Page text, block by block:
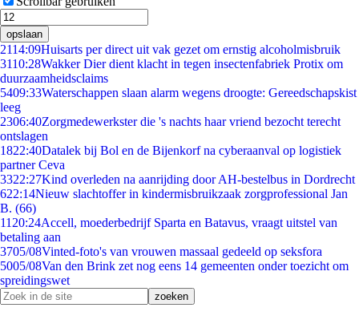
opslaan
2114:09Huisarts per direct uit vak gezet om ernstig alcoholmisbruik
3110:28Wakker Dier dient klacht in tegen insectenfabriek Protix om
duurzaamheidsclaims
5409:33Waterschappen slaan alarm wegens droogte: Gereedschapskist
leeg
2306:40Zorgmedewerkster die 's nachts haar vriend bezocht terecht
ontslagen
1822:40Datalek bij Bol en de Bijenkorf na cyberaanval op logistiek
partner Ceva
3322:27Kind overleden na aanrijding door AH-bestelbus in Dordrecht
622:14Nieuw slachtoffer in kindermisbruikzaak zorgprofessional Jan
B. (66)
11 20:24Accell, moederbedrijf Sparta en Batavus, vraagt uitstel van
betaling aan
3705/08Vinted-foto's van vrouwen massaal gedeeld op seksfora
5005/08Van den Brink zet nog eens 14 gemeenten onder toezicht om
spreidingswet